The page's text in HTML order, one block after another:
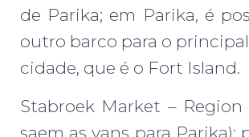
de Parika; em Parika, é
outro barco para o
cidade, que é o Fort Island.
Stabroek Market – Region
saem as vans para Parika):